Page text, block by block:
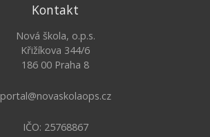
Kontakt
Nová škola, o.p.s.
Křižíkova 344/6
186 00 Praha 8
portal@novaskolaops.cz
IČO: 25768867